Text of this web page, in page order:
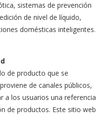
sistemas de prevención
de nivel de líquido,
domésticas inteligentes.
de producto que se
de canales públicos,
a los usuarios una referencia
de productos. Este sitio web